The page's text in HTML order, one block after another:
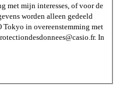
met mijn interesses, of voor de
worden alleen gedeeld
Tokyo in overeenstemming met
In